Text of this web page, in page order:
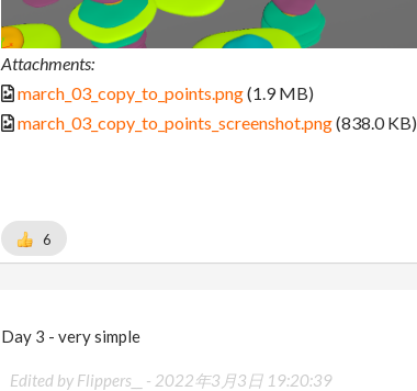
Attachments:
march_03_copy_to_points.png(1.9 MB)
march_03_copy_to_points_screenshot.png(838.0 KB)
6
Day 3 - very simple
Edited by Flippers__ - 2022年3月3日 19:20:39